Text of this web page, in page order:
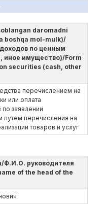
daromadni
boshqa mol-mulk)/
по ценным
иное имущество)/Form
securities (cash, other
перечислением на
или оплата
заявлении
перечисления на
товаров и услуг
Ф.И.О. руководителя
of the head of the